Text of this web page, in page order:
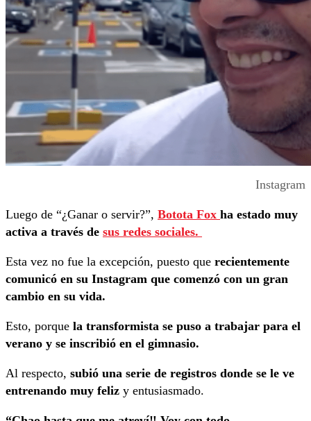
Instagram
Luego de “¿Ganar o servir?”, Botota Fox ha estado muy
activa a través de sus redes sociales.
Esta vez no fue la excepción, puesto que recientemente
comunicó en su Instagram que comenzó con un gran
cambio en su vida.
Esto, porque la transformista se puso a trabajar para el
verano y se inscribió en el gimnasio.
Al respecto, subió una serie de registros donde se le ve
entrenando muy feliz y entusiasmado.